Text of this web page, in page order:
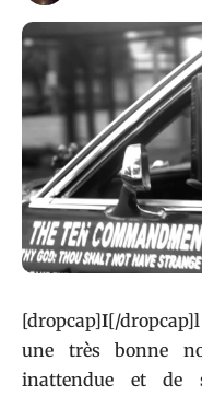
[dropcap]I[/
une très bonne
inattendue et de